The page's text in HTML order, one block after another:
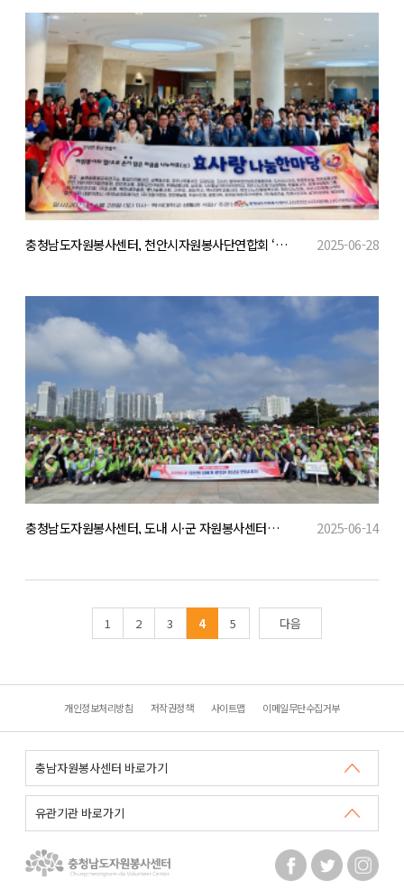
충청남도자원봉사센터, 천안시자원봉사단연합회 ‘효사랑 나눔 한마당’ 개최 2025-06-28
충청남도자원봉사센터, 도내 시·군 자원봉사센터와 자원봉사 공동캠페인 개최! 2025-06-14
1 2 3 4 5 다음
개인정보처리방침 저작권정책 사이트맵 이메일무단수집거부